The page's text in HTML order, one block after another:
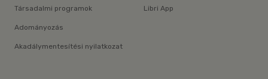
Társadalmi programok
Adományozás
Akadálymentesítési nyilatkozat
Libri App